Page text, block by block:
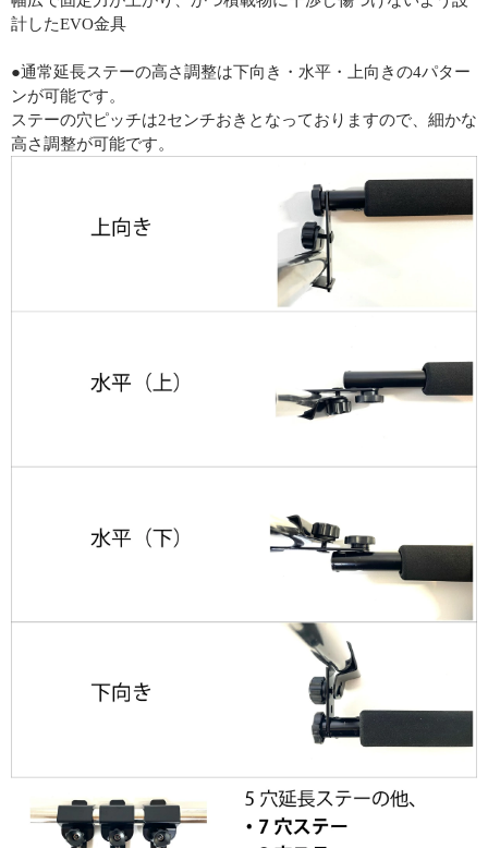
計したEVO金具
●通常延長ステーの高さ調整は下向き・水平・上向きの4パター
ンが可能です。
ステーの穴ピッチは2センチおきとなっておりますので、細かな
高さ調整が可能です。